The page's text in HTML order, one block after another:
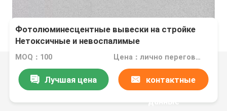
Фотолюминесцентные вывески на стройке
Нетоксичные и невоспалимые
MOQ：100 Цена：лично переговорить
Лучшая цена контактные
данные